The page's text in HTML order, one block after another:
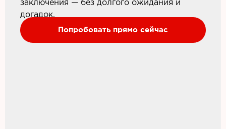
заключения — без долгого ожидания и
догадок.
Попробовать прямо сейчас